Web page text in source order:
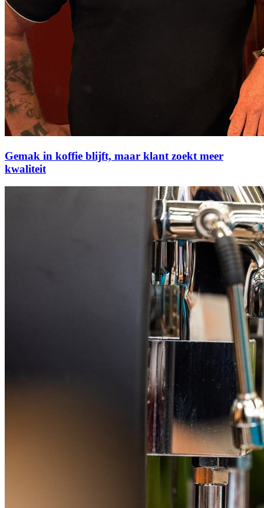
Gemak in koffie blijft, maar klant zoekt meer
kwaliteit